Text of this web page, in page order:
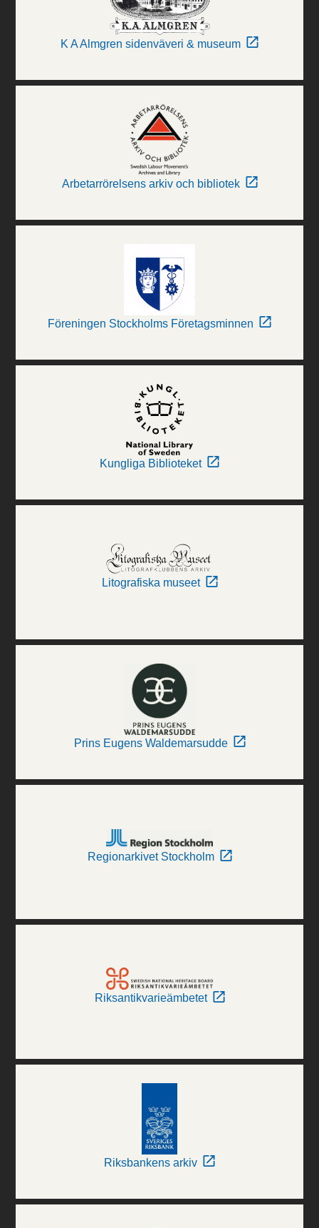
K A Almgren sidenväveri & museum
Arbetarrörelsens arkiv och bibliotek
Föreningen Stockholms Företagsminnen
Kungliga Biblioteket
Litografiska museet
Prins Eugens Waldemarsudde
Regionarkivet Stockholm
Riksantikvarieämbetet
Riksbankens arkiv